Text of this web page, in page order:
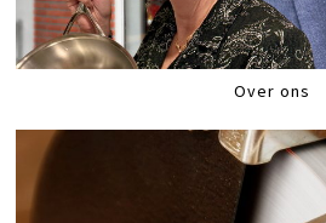
Over ons